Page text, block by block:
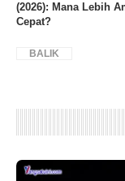
(2026): Mana Lebih
Cepat?
BALIK